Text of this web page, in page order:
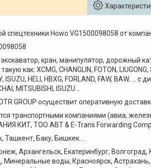
спецтехники Howo VG1500098058 от
экскаватор, кран, манипулятор, дорожный
как: XCMG, CHANGLIN, FOTON,
ISUZU, HELI, HBXG, FORLAND, FAW, BAW…..
MITSUBISHI, ISUZU…
GROUP осуществит оперативную
транспортными компаниями (авиа,
КИТ, ТОО ABT & E-Trans Forwarding
Ташкент, Баку, Бишкек….
Архангельск, Екатеринбург,
Минеральные воды, Красноярск,